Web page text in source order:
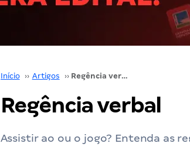
Início ›› Artigos ›› Regência verbal
Regência verbal
Assistir ao ou o jogo? Entenda as